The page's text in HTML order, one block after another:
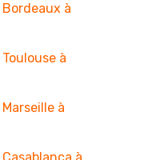
Bordeaux à
à
à